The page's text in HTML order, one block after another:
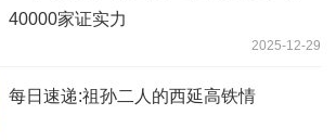
40000家证实力
2025-12-29
每日速递:祖孙二人的西延高铁情